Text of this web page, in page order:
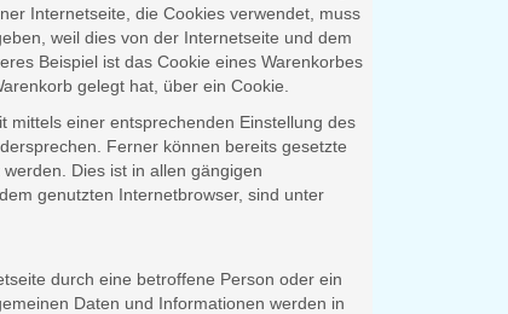
Internetseite, die Cookies verwendet, muss
weil dies von der Internetseite und dem
Beispiel ist das Cookie eines Warenkorbes
gelegt hat, über ein Cookie.
mittels einer entsprechenden Einstellung des
Ferner können bereits gesetzte
Dies ist in allen gängigen
genutzten Internetbrowser, sind unter
durch eine betroffene Person oder ein
Daten und Informationen werden in